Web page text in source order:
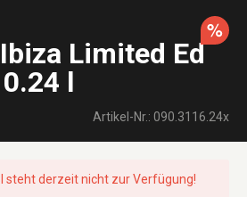
Limited Ed
l
Artikel-Nr.: 090.3116.24x
steht derzeit nicht zur Verfügung!